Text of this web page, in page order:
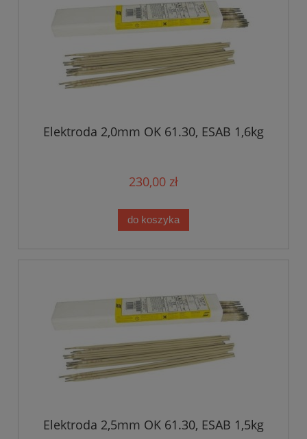
Elektroda 2,0mm OK 61.30, ESAB 1,6kg
230,00 zł
do koszyka
Elektroda 2,5mm OK 61.30, ESAB 1,5kg